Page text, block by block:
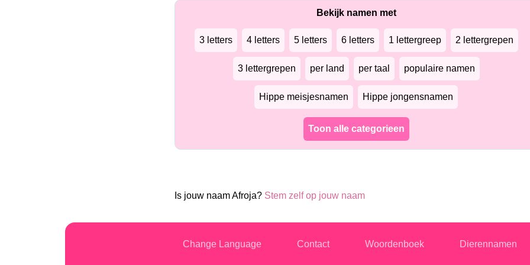
Bekijk namen met
3 letters 4 letters 5 letters 6 letters 1 lettergreep 2 lettergrepen
3 lettergrepen per land per taal populaire namen
Hippe meisjesnamen Hippe jongensnamen
Toon alle categorieen
Is jouw naam Afroja? Stem zelf op jouw naam
Change Language Contact Woordenboek Dierennamen